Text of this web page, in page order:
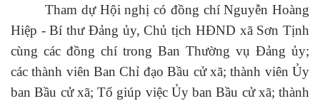
Tham dự Hội nghị có đồng chí Nguyễn Hoàng
Hiệp - Bí thư Đảng ủy, Chủ tịch HĐND xã Sơn Tịnh
cùng các đồng chí trong Ban Thường vụ Đảng ủy;
các thành viên Ban Chỉ đạo Bầu cử xã; thành viên Ủy
ban Bầu cử xã; Tổ giúp việc Ủy ban Bầu cử xã; thành